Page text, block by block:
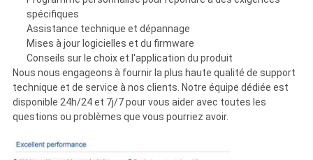
spécifiques
Assistance technique et dépannage
Mises à jour logicielles et du firmware
Conseils sur le choix et l'application du produit
Nous nous engageons à fournir la plus haute qualité de support
technique et de service à nos clients. Notre équipe dédiée est
disponible 24h/24 et 7j/7 pour vous aider avec toutes les
questions ou problèmes que vous pourriez avoir.